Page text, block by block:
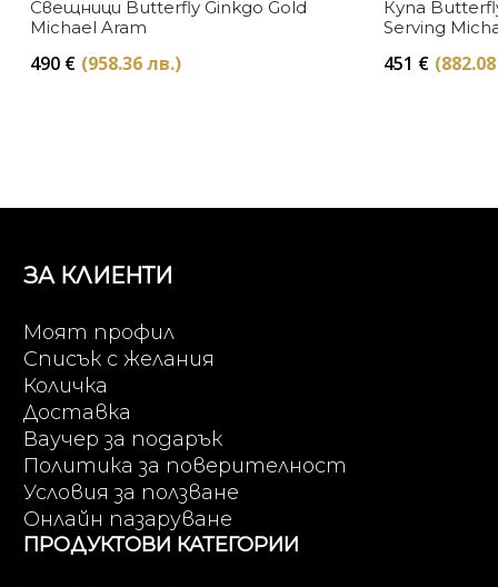
Свещници Butterfly Ginkgo Gold
Michael Aram
490 € (958.36 лв.)
Купа
Serving
451 €
ЗА КЛИЕНТИ
Моят профил
Списък с желания
Количка
Доставка
Ваучер за подарък
Политика за поверителност
Условия за ползване
Онлайн пазаруване
ПРОДУКТОВИ КАТЕГОРИИ